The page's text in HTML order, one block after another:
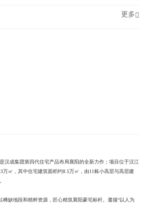
更多
汉成集团第四代住宅产品布局襄阳的全新力作；项目位于汉江
万㎡，其中住宅建筑面积约8.5万㎡，由11栋小高层与高层建
缺地段和精粹资源，匠心精筑襄阳豪宅标杆。遵循“以人为